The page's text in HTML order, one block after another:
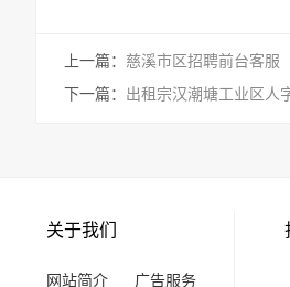
上一篇： 慈溪市区招聘前台客服
下一篇： 出租宗汉潮塘工业区人
关于我们
网站简介 广告服务